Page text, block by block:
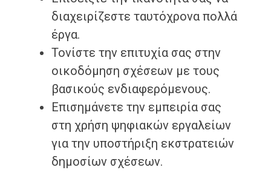
διαχειρίζεστε ταυτόχρονα πολλά
έργα.
Τονίστε την επιτυχία σας στην
οικοδόμηση σχέσεων με τους
βασικούς ενδιαφερόμενους.
Επισημάνετε την εμπειρία σας
στη χρήση ψηφιακών εργαλείων
για την υποστήριξη εκστρατειών
δημοσίων σχέσεων.